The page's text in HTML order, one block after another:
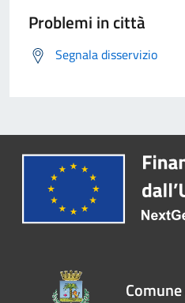
Problemi in città
Segnala disservizio